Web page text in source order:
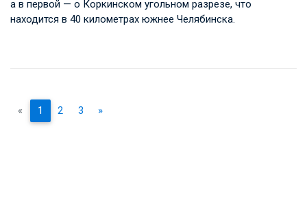
а в первой — о Коркинском угольном разрезе, что
находится в 40 километрах южнее Челябинска.
« 1 2 3 »